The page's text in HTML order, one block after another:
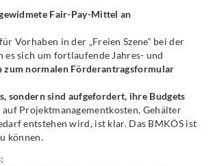
Fair-Pay-Mittel an
Vorhaben in der „Freien Szene“ bei der
sich um fortlaufende Jahres- und
zum normalen Förderantragsformular
sondern sind aufgefordert, ihre Budgets
Projektmanagementkosten, Gehälter
entstehen wird, ist klar. Das BMKÖS ist
können.